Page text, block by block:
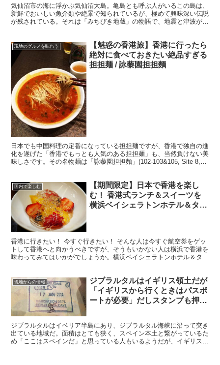
気仙沼市の海に浮かぶ気仙沼大島。亀島とも呼ぶ人がいるこの島は、
新鮮でおいしい魚介類や絶景で知られているが、極めて興味深い伝説
が残されている。それは「みちびき地蔵」の物語で、地震と津波が多
現地のグルメを味わう
【魅惑の香港旅】香港に行ったら
絶対に食べておきたい絶品すぎる
担担麺 / 詠藜園担担麵
日本でも中国料理の定番になっている担担麺ですが、香港で独自の進
化を遂げた「香港でもっとも人気のある担担麺」も、当然負けない美
味しさです。その名物麺は「詠藜園担担麵」(102-103&105, Site 8,
国内で楽しむ
【期間限定】日本で香港を楽し
む！ 香港式ランチ＆スイーツを
横浜ベイシェラトンホテル＆タワ
香港に行きたい！ 今すぐ行きたい！ そんな人は今すぐ航空券をゲッ
トして香港へと向かうべきですが、そうもいかない人は横浜で香港を
味わってみてはいかがでしょうか。横浜ベイシェラトンホテル＆タワ
現地からの情報
ジブラルタルはイギリス領土だが
「イギリスから行くときはパスポ
ートが必要」だしスタンプも押さ
ジブラルタルはイベリア半島にあり、ジブラルタル海峡に沿って突き
出ている地域だ。面積はとても狭く、スペイン本土と繋がっているた
め「ここはスペインだ」と思っている人もいるようだが、イギリス領